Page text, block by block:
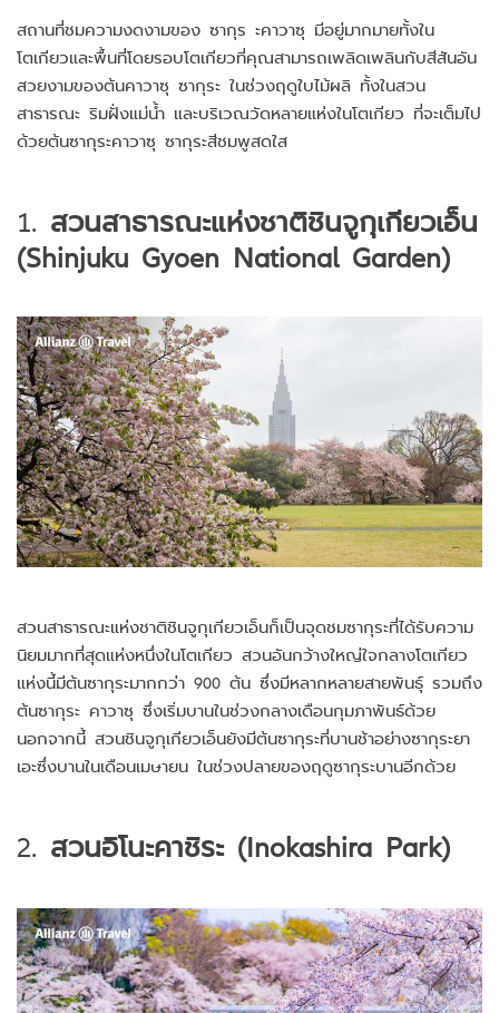
สถานที่ชมความงดงามของ ซากุร ะคาวาซุ มีอยู่มากมายทั้งใน
โตเกียวและพื้นที่โดยรอบโตเกียวที่คุณสามารถเพลิดเพลินกับสีสันอัน
สวยงามของต้นคาวาซุ ซากุระ ในช่วงฤดูใบไม้ผลิ ทั้งในสวน
สาธารณะ ริมฝั่งแม่น้ำ และบริเวณวัดหลายแห่งในโตเกียว ที่จะเต็มไป
ด้วยต้นซากุระคาวาซุ ซากุระสีชมพูสดใส
1. สวนสาธารณะแห่งชาติชินจูกุเกียวเอ็น
(Shinjuku Gyoen National Garden)
สวนสาธารณะแห่งชาติชินจูกุเกียวเอ็นก็เป็นจุดชมซากุระที่ได้รับความ
นิยมมากที่สุดแห่งหนึ่งในโตเกียว สวนอันกว้างใหญ่ใจกลางโตเกียว
แห่งนี้มีต้นซากุระมากกว่า 900 ต้น ซึ่งมีหลากหลายสายพันธุ์ รวมถึง
ต้นซากุระ คาวาซุ ซึ่งเริ่มบานในช่วงกลางเดือนกุมภาพันธ์ด้วย
นอกจากนี้ สวนชินจูกุเกียวเอ็นยังมีต้นซากุระที่บานช้าอย่างซากุระยา
เอะซึ่งบานในเดือนเมษายน ในช่วงปลายของฤดูซากุระบานอีกด้วย
2. สวนอิโนะคาชิระ (Inokashira Park)